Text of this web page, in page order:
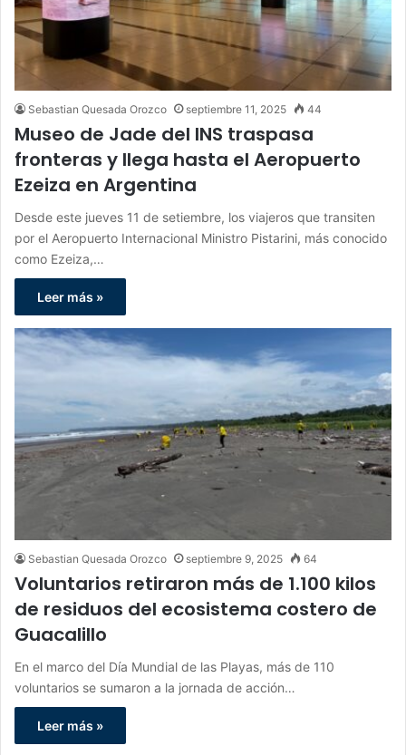
Sebastian Quesada Orozco septiembre 11, 2025 44
Museo de Jade del INS traspasa
fronteras y llega hasta el Aeropuerto
Ezeiza en Argentina
Desde este jueves 11 de setiembre, los viajeros que transiten
por el Aeropuerto Internacional Ministro Pistarini, más conocido
como Ezeiza,…
Leer más »
Sebastian Quesada Orozco septiembre 9, 2025 64
Voluntarios retiraron más de 1.100 kilos
de residuos del ecosistema costero de
Guacalillo
En el marco del Día Mundial de las Playas, más de 110
voluntarios se sumaron a la jornada de acción…
Leer más »